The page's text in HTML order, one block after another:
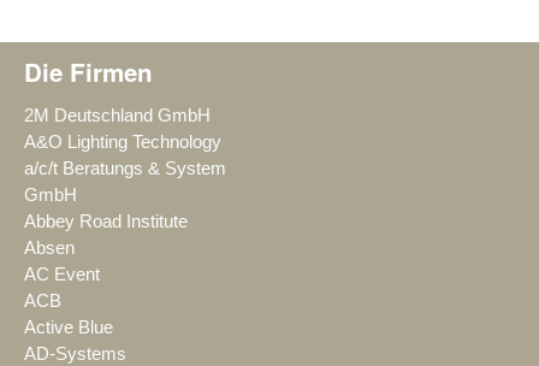
Die Firmen
2M Deutschland GmbH
A&O Lighting Technology
a/c/t Beratungs & System
GmbH
Abbey Road Institute
Absen
AC Event
ACB
Active Blue
AD-Systems